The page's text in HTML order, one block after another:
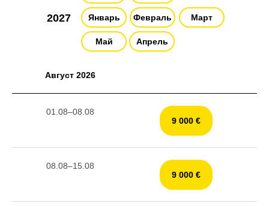
Апрель
Май
Март
Февраль
Январь
2027
Август 2026
01.08–08.08
9 000 €
08.08–15.08
9 000 €